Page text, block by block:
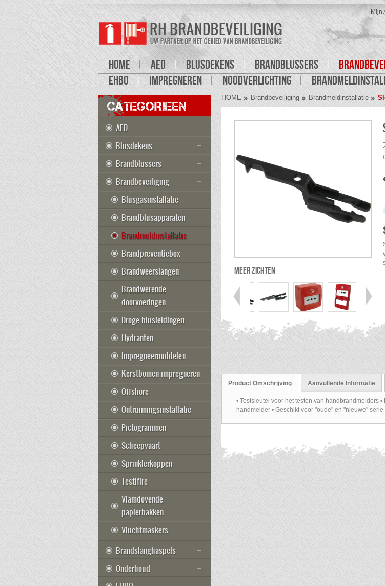
Mijn
HOME AED BLUSDEKENS BRANDBLUSSERS
EHBO
IMPREGNEREN NOODVERLICHTING
HOME Brandbeveiliging Brandmeldinstallatie
MEER ZICHTEN
Product Omschrijving Aanvullende Informatie
• Testsleutel voor het testen van handbrandmelders
handmelder • Geschikt voor "oude" en "nieuwe" serie
CATEGORIEEN
AED
Blusdekens
Brandblussers
Brandbeveiliging
Blusgasinstallatie
Brandblusapparaten
Brandmeldinstallatie
Brandpreventiebox
Brandweerslangen
Brandwerende
doorvoeringen
Droge blusleidingen
Hydranten
Impregneermiddelen
Kerstbomen impregneren
Offshore
Ontruimingsinstallatie
Pictogrammen
Scheepvaart
Sprinklerkoppen
Testifire
Vlamdovende
papierbakken
Vluchtmaskers
Brandslanghaspels
Onderhoud